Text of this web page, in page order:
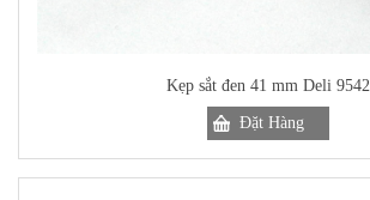
Kẹp sắt đen 41 mm Deli 9542